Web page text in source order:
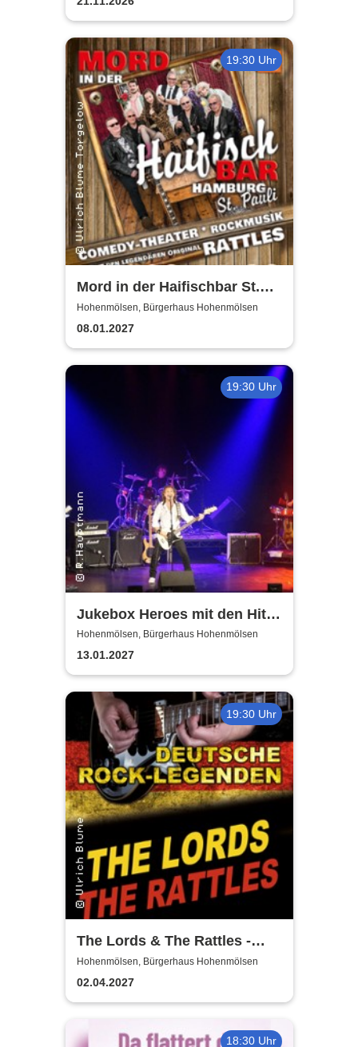
19:30 Uhr
Mord in der Haifischbar St.
Pauli - Theater IK's & The
Rattles - Theater & Musik
Hohenmölsen, Bürgerhaus Hohenmölsen
08.01.2027
19:30 Uhr
Jukebox Heroes mit den Hits
von Sweet, Slade u.v.a. - 2027
Hohenmölsen, Bürgerhaus Hohenmölsen
13.01.2027
19:30 Uhr
The Lords & The Rattles -
Deutsche Rocklegenden
Hohenmölsen, Bürgerhaus Hohenmölsen
02.04.2027
18:30 Uhr